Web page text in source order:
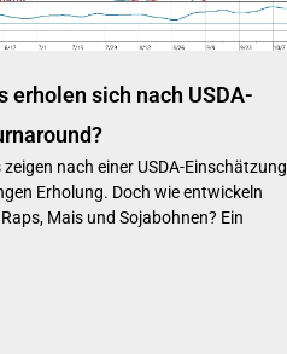
erholen sich nach USDA-
nach einer USDA-Einschätzung
Erholung. Doch wie entwickeln
Mais und Sojabohnen? Ein